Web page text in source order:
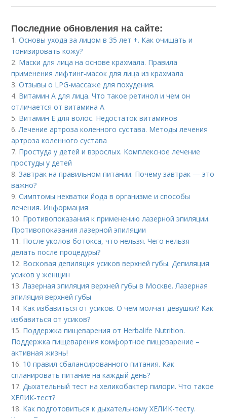
Последние обновления на сайте:
1.Основы ухода за лицом в 35 лет +. Как очищать и
тонизировать кожу?
2. Маски для лица на основе крахмала. Правила
применения лифтинг-масок для лица из крахмала
3.Отзывы о LPG-массаже для похудения.
4. Витамин A для лица. Что такое ретинол и чем он
отличается от витамина А
5. Витамин Е для волос. Недостаток витаминов
6.Лечение артроза коленного сустава. Методы лечения
артроза коленного сустава
7. Простуда у детей и взрослых. Комплексное лечение
простуды у детей
8.Завтрак на правильном питании. Почему завтрак — это
важно?
9.Симптомы нехватки йода в организме и способы
лечения. Информация
10. Противопоказания к применению лазерной эпиляции.
Противопоказания лазерной эпиляции
11. После уколов ботокса, что нельзя. Чего нельзя
делать после процедуры?
12. Восковая депиляция усиков верхней губы. Депиляция
усиков у женщин
13.Лазерная эпиляция верхней губы в Москве. Лазерная
эпиляция верхней губы
14. Как избавиться от усиков. О чем молчат девушки? Как
избавиться от усиков?
15. Поддержка пищеварения от Herbalife Nutrition.
Поддержка пищеварения комфортное пищеварение –
активная жизнь!
16. 10 правил сбалансированного питания. Как
спланировать питание на каждый день?
17.Дыхательный тест на хеликобактер пилори. Что такое
ХЕЛИК-тест?
18. Как подготовиться к дыхательному ХЕЛИК-тесту.